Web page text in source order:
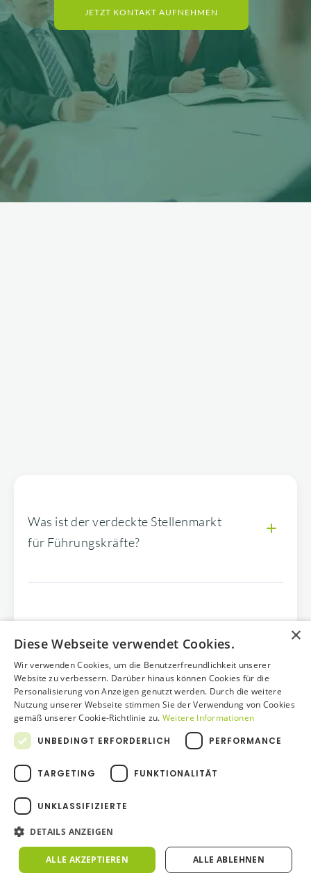
JETZT KONTAKT AUFNEHMEN
Was ist der verdeckte Stellenmarkt
für Führungskräfte?
Bewerbung für Top-Führungskräfte
oft nicht mehr?
Was versteht man unter Inversem
Headhunting?
Für wen ist Inverses Headhunting
×
Diese Webseite verwendet Cookies.
Wir verwenden Cookies, um die Benutzerfreundlichkeit unserer
Website zu verbessern. Darüber hinaus können Cookies für die
Personalisierung von Anzeigen genutzt werden. Durch die weitere
Nutzung unserer Webseite stimmen Sie der Verwendung von Cookies
gemäß unserer Cookie-Richtlinie zu. Weitere Informationen
UNBEDINGT ERFORDERLICH
PERFORMANCE
TARGETING FUNKTIONALITÄT
UNKLASSIFIZIERTE
DETAILS ANZEIGEN
ALLE AKZEPTIEREN ALLE ABLEHNEN